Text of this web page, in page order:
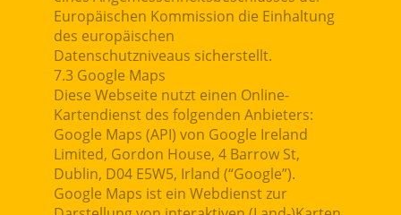
Europäischen Kommission die Einhaltung
des europäischen
Datenschutzniveaus sicherstellt.
7.3 Google Maps
Diese Webseite nutzt einen Online-
Kartendienst des folgenden Anbieters:
Google Maps (API) von Google Ireland
Limited, Gordon House, 4 Barrow St,
Dublin, D04 E5W5, Irland (“Google”).
Google Maps ist ein Webdienst zur